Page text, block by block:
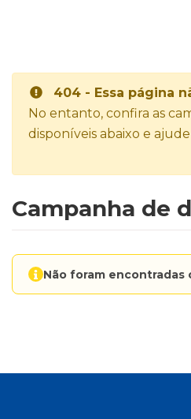
404 - Essa página
No entanto, confira as
disponíveis abaixo e ajude
Campanha de
Não foram encontradas